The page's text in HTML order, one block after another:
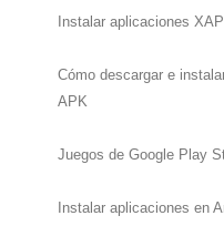
Instalar aplicaciones
Cómo descargar e
APK
Juegos de Google Play
Instalar aplicaciones en